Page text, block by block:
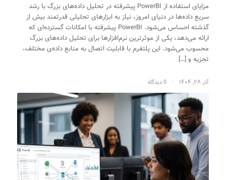
مزایای استفاده از PowerBI پیشرفته در تحلیل داده‌های بزرگ با رشد
سریع داده‌ها در دنیای امروز، نیاز به ابزارهای تحلیلی قدرتمند بیش از
گذشته احساس می‌شود. PowerBI پیشرفته با امکانات گسترده‌ای که
ارائه می‌دهد، یکی از موثرترین نرم‌افزارها برای تحلیل داده‌های بزرگ
محسوب می‌شود. این پلتفرم با قابلیت اتصال به منابع داده‌ی مختلف،
تجزیه و […]
آذر ۲۸, ۱۴۰۴ / 0 دیدگاه